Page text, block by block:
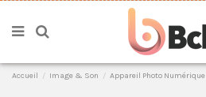
Accueil Image & Son Appareil Photo Numérique